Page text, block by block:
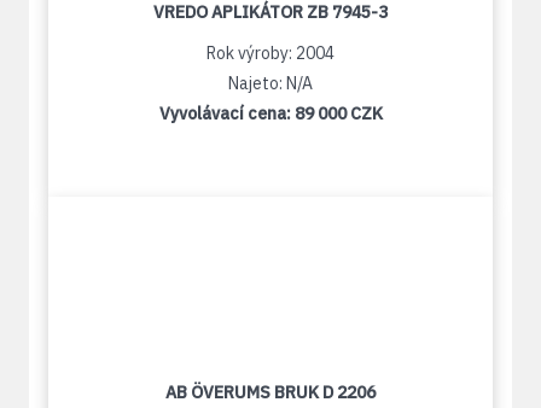
VREDO APLIKÁTOR ZB 7945-3
Rok výroby: 2004
Najeto: N/A
Vyvolávací cena: 89 000 CZK
AB ÖVERUMS BRUK D 2206